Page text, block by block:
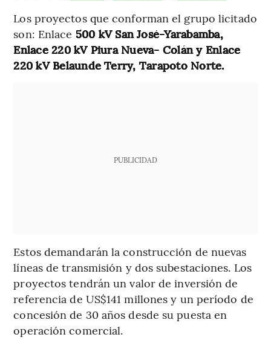
Los proyectos que conforman el grupo licitado
son: Enlace 500 kV San José-Yarabamba,
Enlace 220 kV Piura Nueva- Colán y Enlace
220 kV Belaunde Terry, Tarapoto Norte.
PUBLICIDAD
Estos demandarán la construcción de nuevas
líneas de transmisión y dos subestaciones. Los
proyectos tendrán un valor de inversión de
referencia de US$141 millones y un período de
concesión de 30 años desde su puesta en
operación comercial.